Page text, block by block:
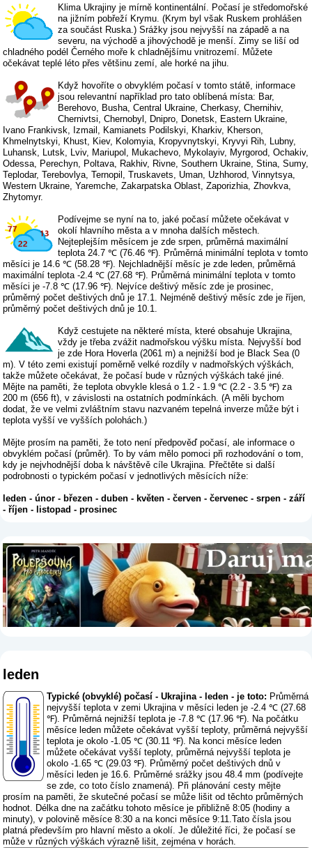
Klima Ukrajiny je mírně kontinentální. Počasí je středomořské
na jižním pobřeží Krymu. (Krym byl však Ruskem prohlášen
za součást Ruska.) Srážky jsou nejvyšší na západě a na
severu, na východě a jihovýchodě je menší. Zimy se liší od
chladného podél Černého moře k chladnějšímu vnitrozemí. Můžete
očekávat teplé léto přes většinu zemí, ale horké na jihu.
Když hovoříte o obvyklém počasí v tomto státě, informace
jsou relevantní například pro tato oblíbená místa: Bar,
Berehovo, Busha, Central Ukraine, Cherkasy, Chernihiv,
Chernivtsi, Chernobyl, Dnipro, Donetsk, Eastern Ukraine,
Ivano Frankivsk, Izmail, Kamianets Podilskyi, Kharkiv, Kherson,
Khmelnytskyi, Khust, Kiev, Kolomyia, Kropyvnytskyi, Kryvyi Rih, Lubny,
Luhansk, Lutsk, Lviv, Mariupol, Mukachevo, Mykolayiv, Myrgorod, Ochakiv,
Odessa, Perechyn, Poltava, Rakhiv, Rivne, Southern Ukraine, Stina, Sumy,
Teplodar, Terebovlya, Ternopil, Truskavets, Uman, Uzhhorod, Vinnytsya,
Western Ukraine, Yaremche, Zakarpatska Oblast, Zaporizhia, Zhovkva,
Zhytomyr.
Podívejme se nyní na to, jaké počasí můžete očekávat v
okolí hlavního města a v mnoha dalších městech.
Nejteplejším měsícem je zde srpen, průměrná maximální
teplota 24.7 ℃ (76.46 ℉). Průměrná minimální teplota v tomto
měsíci je 14.6 ℃ (58.28 ℉). Nejchladnější měsíc je zde leden, průměrná
maximální teplota -2.4 ℃ (27.68 ℉). Průměrná minimální teplota v tomto
měsíci je -7.8 ℃ (17.96 ℉). Nejvíce deštivý měsíc zde je prosinec,
průměrný počet deštivých dnů je 17.1. Nejméně deštivý měsíc zde je říjen,
průměrný počet deštivých dnů je 10.1.
Když cestujete na některé místa, které obsahuje Ukrajina,
vždy je třeba zvážit nadmořskou výšku místa. Nejvyšší bod
je zde Hora Hoverla (2061 m) a nejnižší bod je Black Sea (0
m). V této zemi existují poměrně velké rozdíly v nadmořských výškách,
takže můžete očekávat, že počasí bude v různých výškách také jiné.
Mějte na paměti, že teplota obvykle klesá o 1.2 - 1.9 ℃ (2.2 - 3.5 ℉) za
200 m (656 ft), v závislosti na ostatních podmínkách. (A měli bychom
dodat, že ve velmi zvláštním stavu nazvaném tepelná inverze může být i
teplota vyšší ve vyšších polohách.)
Mějte prosím na paměti, že toto není předpověď počasí, ale informace o
obvyklém počasí (průměr). To by vám mělo pomoci při rozhodování o tom,
kdy je nejvhodnější doba k návštěvě cíle Ukrajina. Přečtěte si další
podrobnosti o typickém počasí v jednotlivých měsících níže:
leden -únor -březen -duben -květen -červen -červenec -srpen -září
-říjen -listopad -prosinec
leden
Typické (obvyklé) počasí - Ukrajina - leden - je toto: Průměrná
nejvyšší teplota v zemi Ukrajina v měsíci leden je -2.4 ℃ (27.68
℉). Průměrná nejnižší teplota je -7.8 ℃ (17.96 ℉). Na počátku
měsíce leden můžete očekávat vyšší teploty, průměrná nejvyšší
teplota je okolo -1.05 ℃ (30.11 ℉). Na konci měsíce leden
můžete očekávat vyšší teploty, průměrná nejvyšší teplota je
okolo -1.65 ℃ (29.03 ℉). Průměrný počet deštivých dnů v
měsíci leden je 16.6. Průměrné srážky jsou 48.4 mm (podívejte
se zde, co toto číslo znamená). Při plánování cesty mějte
prosím na paměti, že skutečné počasí se může lišit od těchto průměrných
hodnot. Délka dne na začátku tohoto měsíce je přibližně 8:05 (hodiny a
minuty), v polovině měsíce 8:30 a na konci měsíce 9:11.Tato čísla jsou
platná především pro hlavní město a okolí. Je důležité říci, že počasí se
může v různých výškách výrazně lišit, zejména v horách.